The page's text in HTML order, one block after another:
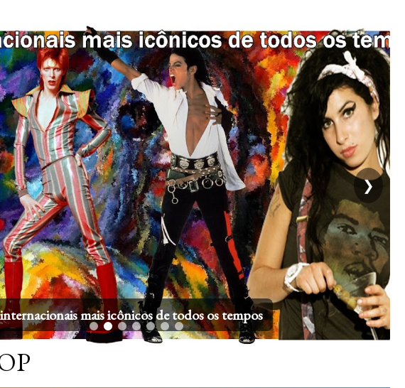
mais icônicos de todos os tempos
❯